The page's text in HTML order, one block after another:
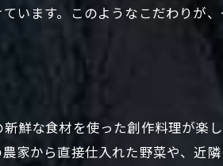
います。このようなこだわりが
鮮な食材を使った創作料理が楽
家から直接仕入れた野菜や、近